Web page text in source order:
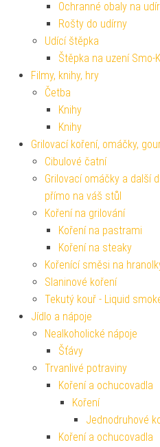
Ochranné obaly na
Rošty do udírny
Udící štěpka
Štěpka na uzení Smo-
Filmy, knihy, hry
Četba
Knihy
Knihy
Grilovací koření, omáčky,
Cibulové čatní
Grilovací omáčky a další
přímo na váš stůl
Koření na grilování
Koření na pastrami
Koření na steaky
Kořenící směsi na
Slaninové koření
Tekutý kouř - Liquid
Jídlo a nápoje
Nealkoholické nápoje
Šťávy
Trvanlivé potraviny
Koření a ochucovadla
Koření
Jednodruhové
Koření a ochucovadla